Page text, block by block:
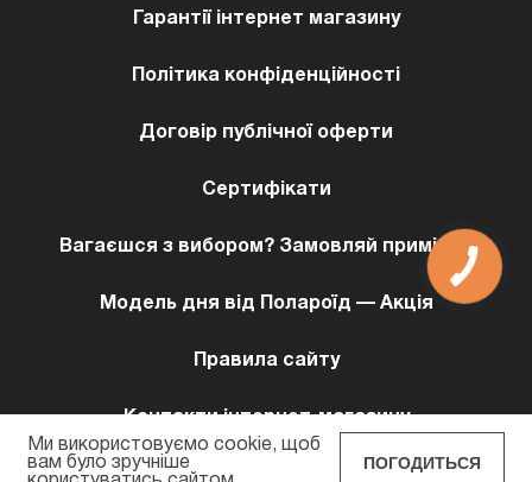
Гарантії інтернет магазину
Політика конфіденційності
Договір публічної оферти
Сертифікати
Вагаєшся з вибором? Замовляй примірку!
Модель дня від Полароїд — Акція
Правила сайту
Контакти інтернет-магазину
Ми використовуємо cookie, щоб
вам було зручніше
ПОГОДИТЬСЯ